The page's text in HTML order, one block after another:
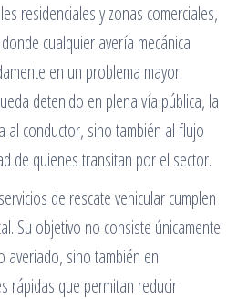
residenciales y zonas comerciales,
cualquier avería mecánica
en un problema mayor.
detenido en plena vía pública, la
al conductor, sino también al flujo
de quienes transitan por el sector.
de rescate vehicular cumplen
Su objetivo no consiste únicamente
averiado, sino también en
rápidas que permitan reducir